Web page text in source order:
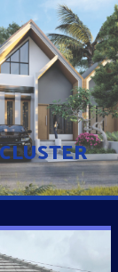
CLUSTER
dengan Konsep
Penghuni mengakses